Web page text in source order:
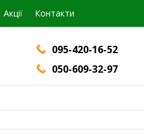
Акції Контакти
095-420-16-52
050-609-32-97